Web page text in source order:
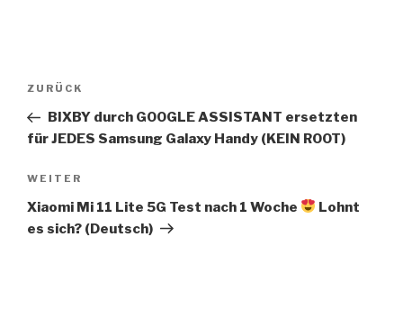
Beitragsnavigation
Vorheriger
Beitrag
ZURÜCK
BIXBY durch GOOGLE ASSISTANT ersetzten
für JEDES Samsung Galaxy Handy (KEIN ROOT)
Nächster
Beitrag
WEITER
Xiaomi Mi 11 Lite 5G Test nach 1 Woche
Lohnt
es sich? (Deutsch)